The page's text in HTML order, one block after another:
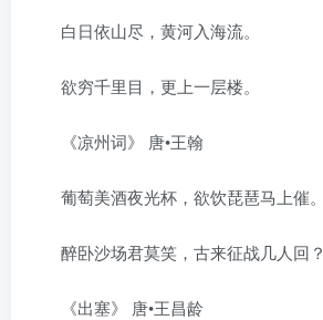
白日依山尽，黄河入海流。
欲穷千里目，更上一层楼。
《凉州词》 唐•王翰
葡萄美酒夜光杯，欲饮琵琶马上催。
醉卧沙场君莫笑，古来征战几人回？
《出塞》 唐•王昌龄